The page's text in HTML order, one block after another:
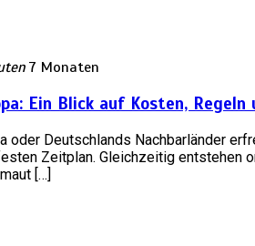
7 Monaten
Ein Blick auf Kosten, Regeln
oder Deutschlands Nachbarländer
Zeitplan. Gleichzeitig entstehen
[…]